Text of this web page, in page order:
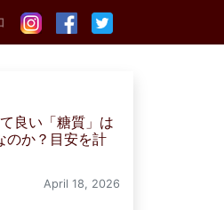
良い「糖質」は
のか？目安を計
April 18, 2026